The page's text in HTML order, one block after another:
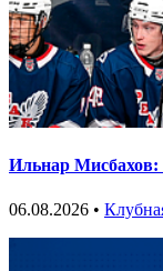
Ильнар Мисбахов:
06.08.2026 •